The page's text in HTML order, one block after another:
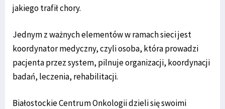
jakiego trafił chory.
Jednym z ważnych elementów w ramach sieci jest
koordynator medyczny, czyli osoba, która prowadzi
pacjenta przez system, pilnuje organizacji, koordynacji
badań, leczenia, rehabilitacji.
Białostockie Centrum Onkologii dzieli się swoimi